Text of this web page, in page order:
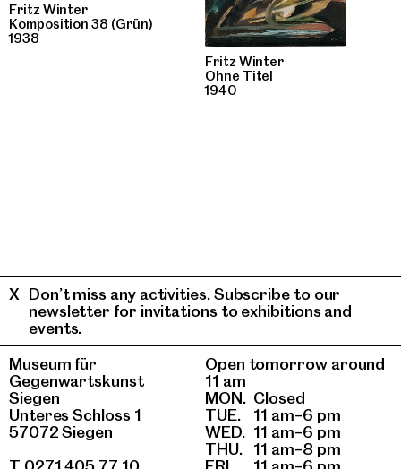
Fritz Winter
Komposition 38 (Grün)
1938
Fritz Winter
Ohne Titel
1940
Museum für
Gegenwartskunst
Siegen
Unteres Schloss 1
57072 Siegen
Open tomorrow around
11 am
MON. Closed
TUE.
11 am–6 pm
WED. 11 am–6 pm
THU.
11 am–8 pm
Don’t miss any activities. Subscribe to our
newsletter for invitations to exhibitions and
events.